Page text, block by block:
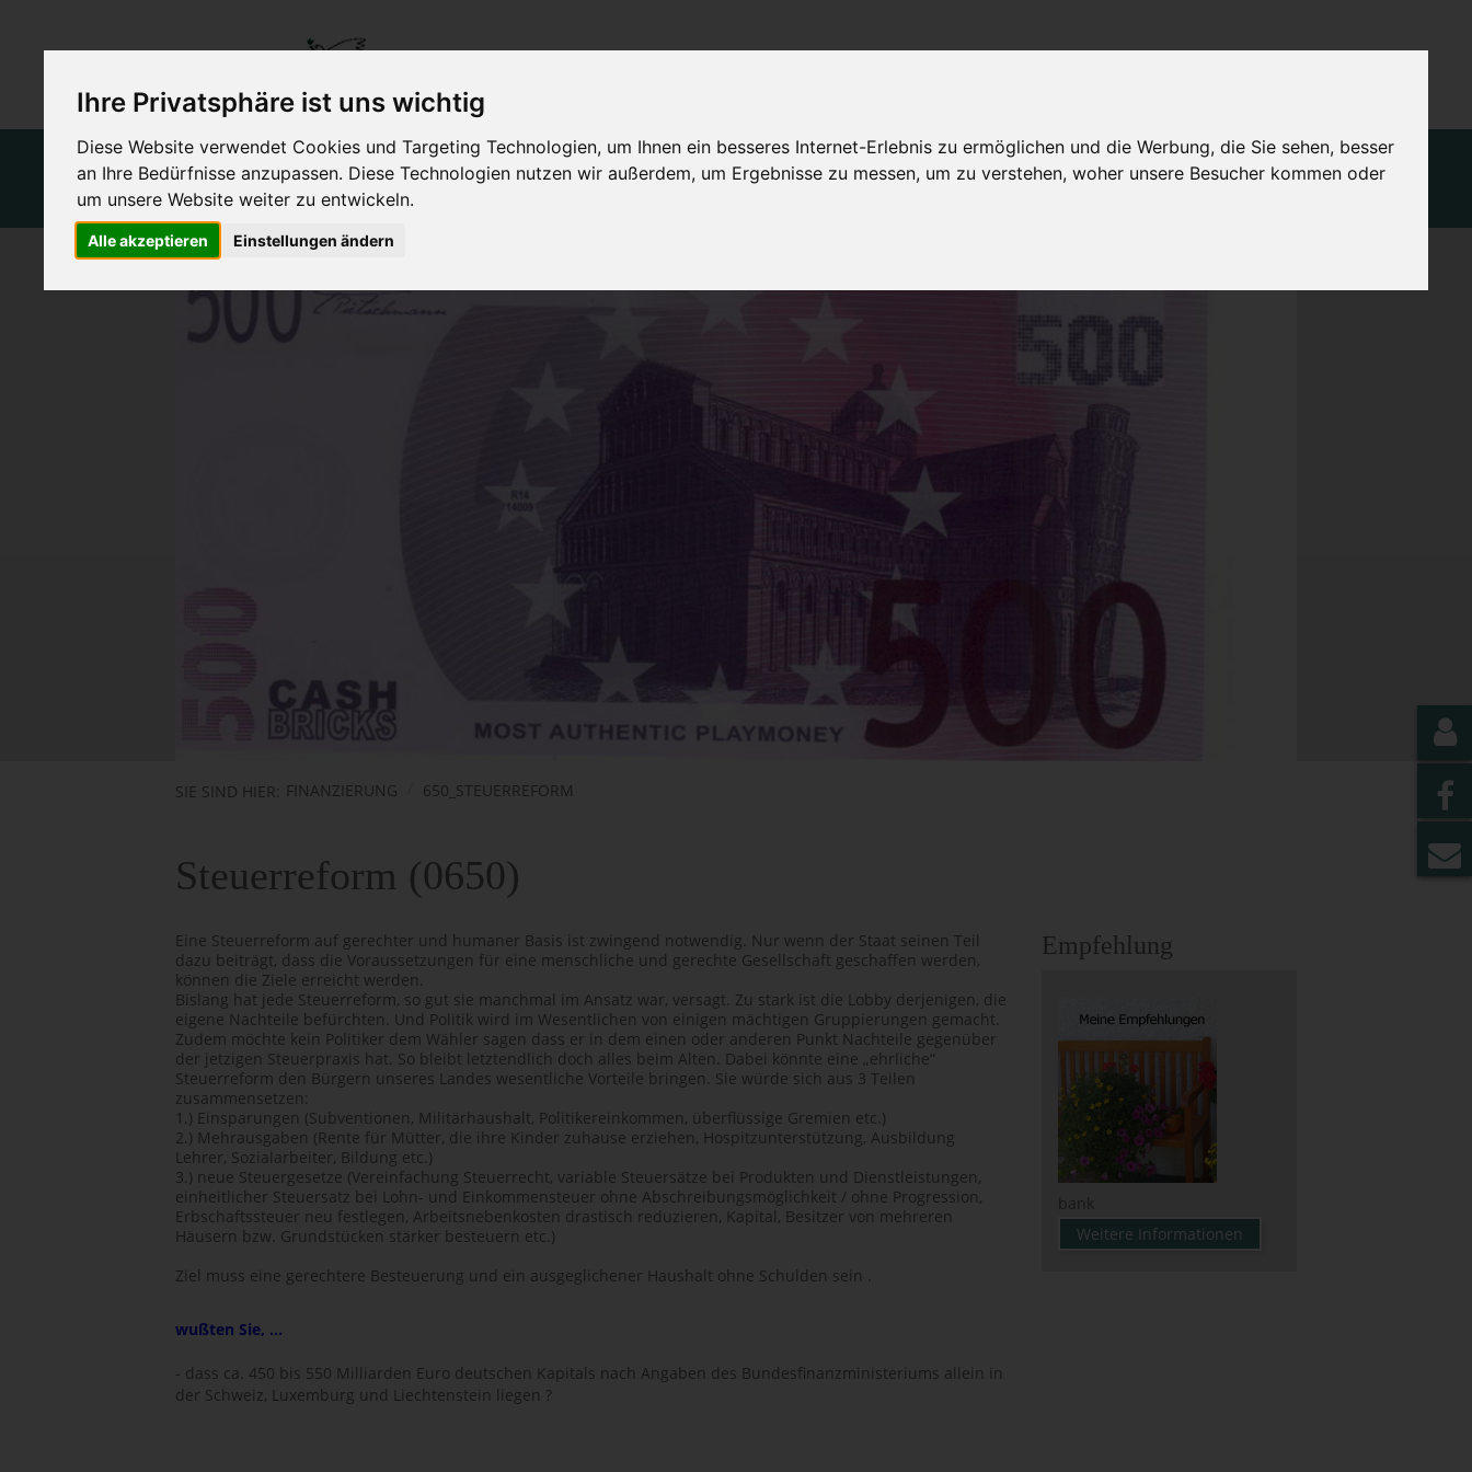
Ihre Privatsphäre ist uns wichtig
Diese Website verwendet Cookies und Targeting Technologien, um Ihnen ein besseres Internet-Erlebnis zu ermöglichen und die Werbung, die Sie sehen, besser
an Ihre Bedürfnisse anzupassen. Diese Technologien nutzen wir außerdem, um Ergebnisse zu messen, um zu verstehen, woher unsere Besucher kommen oder
um unsere Website weiter zu entwickeln.
Alle akzeptieren Einstellungen ändern
Schutz und
Förderung
Frieden
Gerechtigkeit
Menschlichkeit
Politik Wirtschaft
Gesellschaft
Arbeit/Bildung dagegen sein Finanzierung Globalisierung
SIE SIND HIER: FINANZIERUNG 650_STEUERREFORM
Steuerreform (0650)
Eine Steuerreform auf gerechter und humaner Basis ist zwingend notwendig. Nur wenn der Staat seinen Teil
dazu beiträgt, dass die Voraussetzungen für eine menschliche und gerechte Gesellschaft geschaffen werden,
können die Ziele erreicht werden.
Bislang hat jede Steuerreform, so gut sie manchmal im Ansatz war, versagt. Zu stark ist die Lobby derjenigen, die
eigene Nachteile befürchten. Und Politik wird im Wesentlichen von einigen mächtigen Gruppierungen gemacht.
Zudem möchte kein Politiker dem Wähler sagen dass er in dem einen oder anderen Punkt Nachteile gegenüber
der jetzigen Steuerpraxis hat. So bleibt letztendlich doch alles beim Alten. Dabei könnte eine „ehrliche“
Steuerreform den Bürgern unseres Landes wesentliche Vorteile bringen. Sie würde sich aus 3 Teilen
zusammensetzen:
1.) Einsparungen (Subventionen, Militärhaushalt, Politikereinkommen, überflüssige Gremien etc.)
2.) Mehrausgaben (Rente für Mütter, die ihre Kinder zuhause erziehen, Hospitzunterstützung, Ausbildung
Lehrer, Sozialarbeiter, Bildung etc.)
3.) neue Steuergesetze (Vereinfachung Steuerrecht, variable Steuersätze bei Produkten und Dienstleistungen,
einheitlicher Steuersatz bei Lohn- und Einkommensteuer ohne Abschreibungsmöglichkeit / ohne Progression,
Erbschaftssteuer neu festlegen, Arbeitsnebenkosten drastisch reduzieren, Kapital, Besitzer von mehreren
Häusern bzw. Grundstücken stärker besteuern etc.)
Ziel muss eine gerechtere Besteuerung und ein ausgeglichener Haushalt ohne Schulden sein .
wußten Sie, ...
- dass ca. 450 bis 550 Milliarden Euro deutschen Kapitals nach Angaben des Bundesfinanzministeriums allein in
der Schweiz, Luxemburg und Liechtenstein liegen ?
Empfehlung
bank
Weitere Informationen